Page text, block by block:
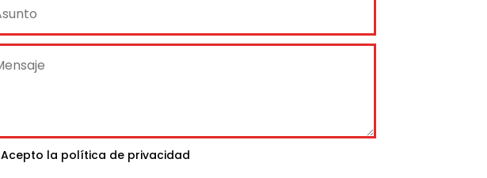
Acepto la política de privacidad